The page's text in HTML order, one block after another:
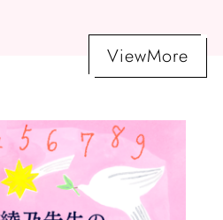
ViewMore